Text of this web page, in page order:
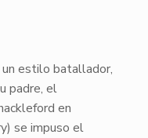
estilo batallador,
padre, el
en
se impuso el